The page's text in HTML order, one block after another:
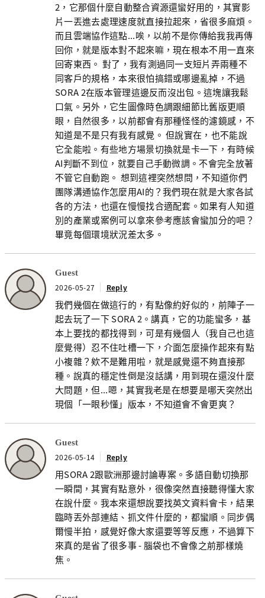
2，它那個什麼自動整合資源還蠻好用的，其實影
片一丟進去處理速度就直接拉起來，省很多麻煩。
而且雲端協作這點...唉，以前不是你傳給我我再傳
回你，就是版本對不起來嘛，現在根本不用一直來
回寄東西。 對了，我有測過同一支短片弄兩種不
同客戶的規格，本來很怕搞錯或哪邊亂掉，不過
SORA 2在版本管理這邊反而沒出包。這塊讓我鬆
口氣。另外，它生圖像時色調跟細節比舊版更順
眼，自然很多，以前都會有那種怪怪的濾鏡感，不
知道是不是只有我有感覺。 但說實在，也不能說
它全能啦。有些地方場景切換就是卡一下，有時候
AI判斷不到位，就要自己手動微調。不會完全放著
不管它自動跑。 想到這裡突然想問，不知道你們
團隊溝通協作怎麼用AI的？我們現在就是大家各試
各的方法，也還在慢慢找合適配套。如果有人知道
別的產業或案例可以拿來參考應該會蠻加分的吧？
畢竟每個環境狀況差太多。
Guest
2026-05-27 Reply
我們幾個在做這行的，有點像約好似的，前陣子一
起去玩了一下 SORA 2。講真，它的功能蠻多，基
本上要找的都找得到，可是有幾個人（我自己也這
麼覺得）忍不住吐槽一下，介面怎麼操作起來有點
小複雜？欸不是難用啦，就是感覺還不夠直接那
種。說真的穩定性倒是沒話講，用到現在還沒什麼
大問題，但...嗯，其實我老是在想要是哪天突然出
現個「一眼秒懂」版本，不知道會不會更爽？
Guest
2026-05-14 Reply
用SORA 2跟歐洲那邊討論專案。多語自動切換那
一瞬間，其實有點意外，很像突然直接聽得懂大家
在說什麼。我本來還想說要找英文資料會卡，結果
臨時丟外部連結、抓文件什麼的，都蠻順。同步偶
爾慢半拍，感覺好像大家還要等等反應，不過算下
來真的是省了很多事 - 腦袋也不會像之前那樣燒
焦。